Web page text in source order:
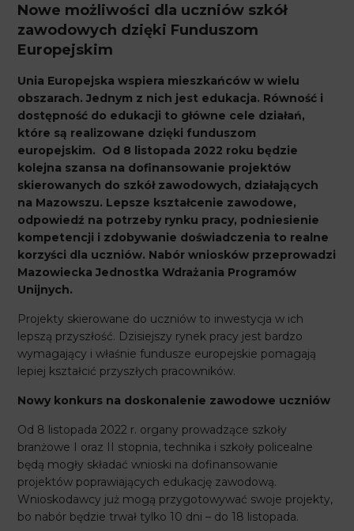
Nowe możliwości dla uczniów szkół
zawodowych dzięki Funduszom
Europejskim
Unia Europejska wspiera mieszkańców w wielu
obszarach. Jednym z nich jest edukacja. Równość i
dostępność do edukacji to główne cele działań,
które są realizowane dzięki funduszom
europejskim. Od 8 listopada 2022 roku będzie
kolejna szansa na dofinansowanie projektów
skierowanych do szkół zawodowych, działających
na Mazowszu. Lepsze kształcenie zawodowe,
odpowiedź na potrzeby rynku pracy, podniesienie
kompetencji i zdobywanie doświadczenia to realne
korzyści dla uczniów. Nabór wniosków przeprowadzi
Mazowiecka Jednostka Wdrażania Programów
Unijnych.
Projekty skierowane do uczniów to inwestycja w ich
lepszą przyszłość. Dzisiejszy rynek pracy jest bardzo
wymagający i właśnie fundusze europejskie pomagają
lepiej kształcić przyszłych pracowników.
Nowy konkurs na doskonalenie zawodowe uczniów
Od 8 listopada 2022 r. organy prowadzące szkoły
branżowe I oraz II stopnia, technika i szkoły policealne
będą mogły składać wnioski na dofinansowanie
projektów poprawiających edukację zawodową.
Wnioskodawcy już mogą przygotowywać swoje projekty,
bo nabór będzie trwał tylko 10 dni – do 18 listopada.